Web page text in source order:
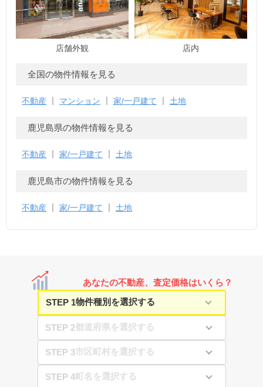
店舗外観 店内
全国の物件情報を見る
不動産 マンション 家/一戸建て 土地
鹿児島県の物件情報を見る
不動産 家/一戸建て 土地
鹿児島市の物件情報を見る
不動産 家/一戸建て 土地
あなたの不動産、査定価格はいくら？
STEP 1
STEP 2
STEP 3
STEP 4